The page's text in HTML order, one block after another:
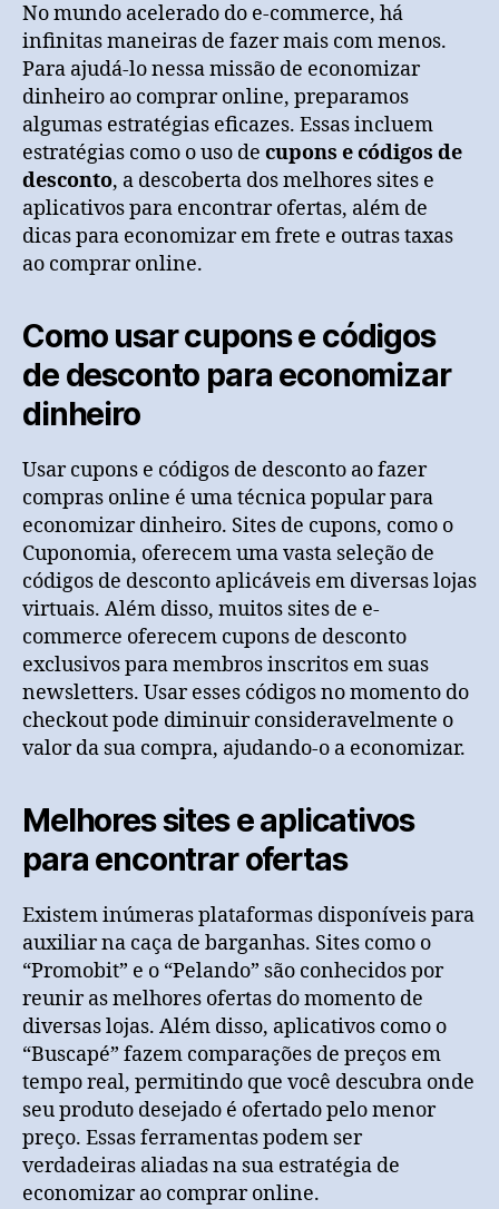
No mundo acelerado do e-commerce, há
infinitas maneiras de fazer mais com menos.
Para ajudá-lo nessa missão de economizar
dinheiro ao comprar online, preparamos
algumas estratégias eficazes. Essas incluem
estratégias como o uso de cupons e códigos de
desconto, a descoberta dos melhores sites e
aplicativos para encontrar ofertas, além de
dicas para economizar em frete e outras taxas
ao comprar online.
Como usar cupons e códigos
de desconto para economizar
dinheiro
Usar cupons e códigos de desconto ao fazer
compras online é uma técnica popular para
economizar dinheiro. Sites de cupons, como o
Cuponomia, oferecem uma vasta seleção de
códigos de desconto aplicáveis em diversas lojas
virtuais. Além disso, muitos sites de e-
commerce oferecem cupons de desconto
exclusivos para membros inscritos em suas
newsletters. Usar esses códigos no momento do
checkout pode diminuir consideravelmente o
valor da sua compra, ajudando-o a economizar.
Melhores sites e aplicativos
para encontrar ofertas
Existem inúmeras plataformas disponíveis para
auxiliar na caça de barganhas. Sites como o
“Promobit” e o “Pelando” são conhecidos por
reunir as melhores ofertas do momento de
diversas lojas. Além disso, aplicativos como o
“Buscapé” fazem comparações de preços em
tempo real, permitindo que você descubra onde
seu produto desejado é ofertado pelo menor
preço. Essas ferramentas podem ser
verdadeiras aliadas na sua estratégia de
economizar ao comprar online.